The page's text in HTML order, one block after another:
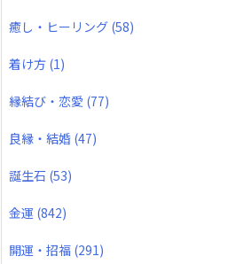
癒し・ヒーリング (58)
着け方 (1)
縁結び・恋愛 (77)
良縁・結婚 (47)
誕生石 (53)
金運 (842)
開運・招福 (291)